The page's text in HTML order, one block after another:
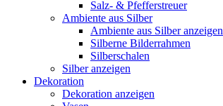
Salz- & Pfefferstreuer
Ambiente aus Silber
Ambiente aus Silber anzeigen
Silberne Bilderrahmen
Silberschalen
Silber anzeigen
Dekoration
Dekoration anzeigen